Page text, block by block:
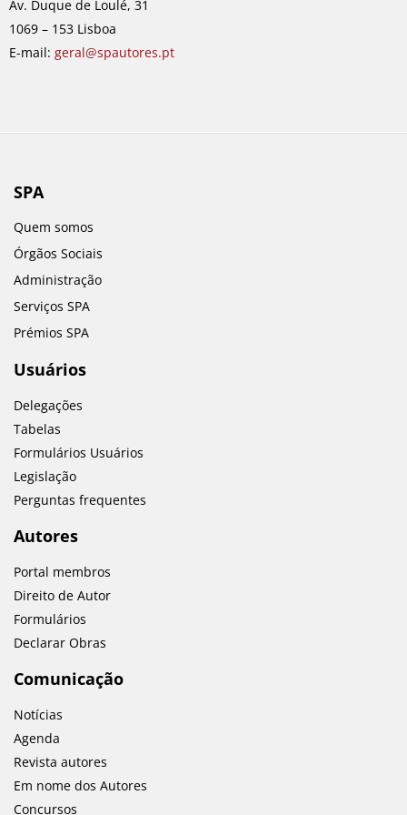
k a
m
n
Av. Duque de Loulé, 31
1069 – 153 Lisboa
E-mail: geral@spautores.pt
SPA
Quem somos
Órgãos Sociais
Administração
Serviços SPA
Prémios SPA
Usuários
Delegações
Tabelas
Formulários Usuários
Legislação
Perguntas frequentes
Autores
Portal membros
Direito de Autor
Formulários
Declarar Obras
Comunicação
Notícias
Agenda
Revista autores
Em nome dos Autores
Concursos